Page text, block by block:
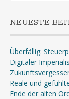
NEUESTE
Überfällig:
Digitaler
Reale und
Ende der alten